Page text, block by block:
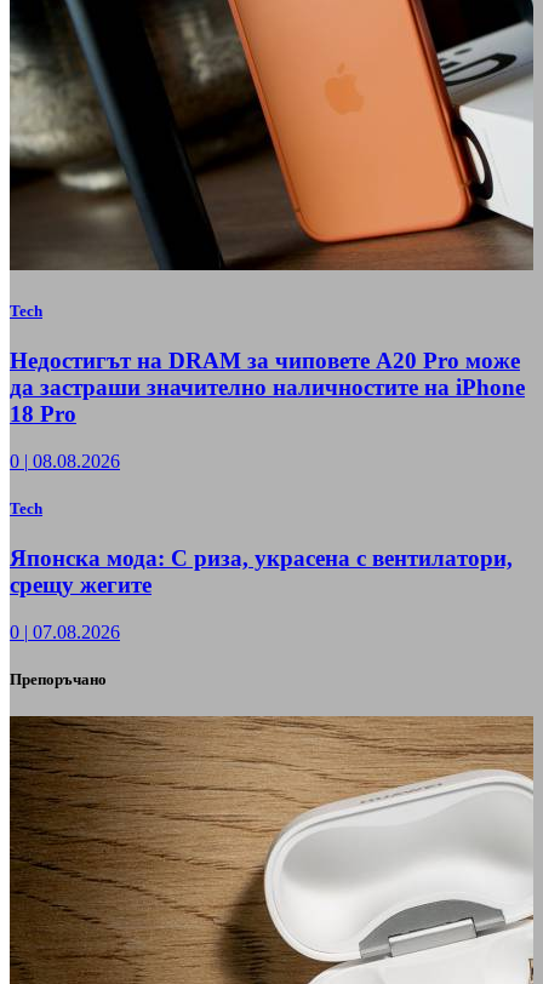
Tech
Недостигът на DRAM за чиповете A20 Pro може
да застраши значително наличностите на iPhone
18 Pro
0 | 08.08.2026
Tech
Японска мода: С риза, украсена с вентилатори,
срещу жегите
0 | 07.08.2026
Препоръчано